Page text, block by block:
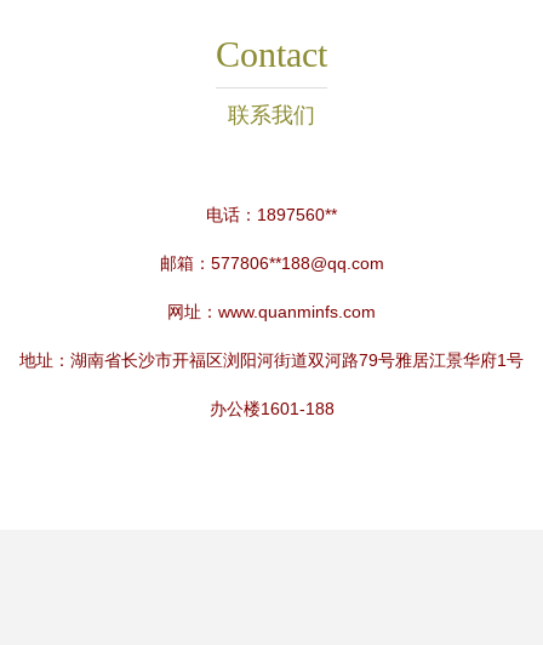
Contact
联系我们
电话：1897560**
邮箱：577806**188@qq.com
网址： www.quanminfs.com
地址：湖南省长沙市开福区浏阳河街道双河路79号雅居江景华府1号
办公楼1601-188